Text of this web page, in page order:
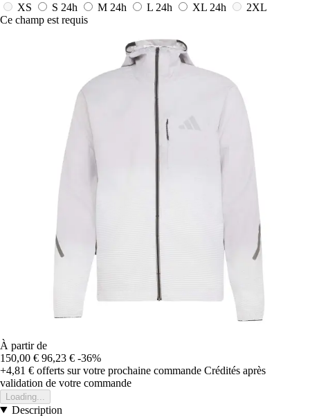
XS
S 24h M 24h L 24h XL 24h
2XL
Ce champ est requis
À partir de
150,00 € 96,23 € -36%
+4,81 € offerts sur votre prochaine commande Crédités après
validation de votre commande
Loading...
Description